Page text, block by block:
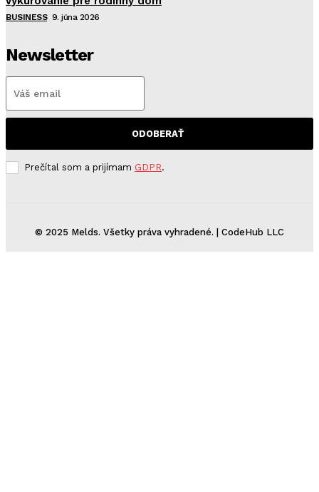
BUSINESS 9. júna 2026
Newsletter
ODOBERAŤ
Prečítal som a prijímam GDPR.
© 2025 Melds. Všetky práva vyhradené. | CodeHub LLC